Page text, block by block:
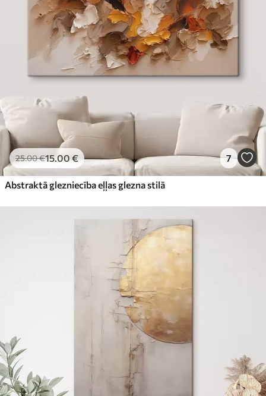
25.00€15.00€ 7
Abstraktā glezniecība eļļas glezna stilā